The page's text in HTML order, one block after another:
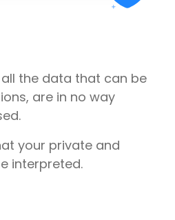
all the data that can be
are in no way
your private and
interpreted.